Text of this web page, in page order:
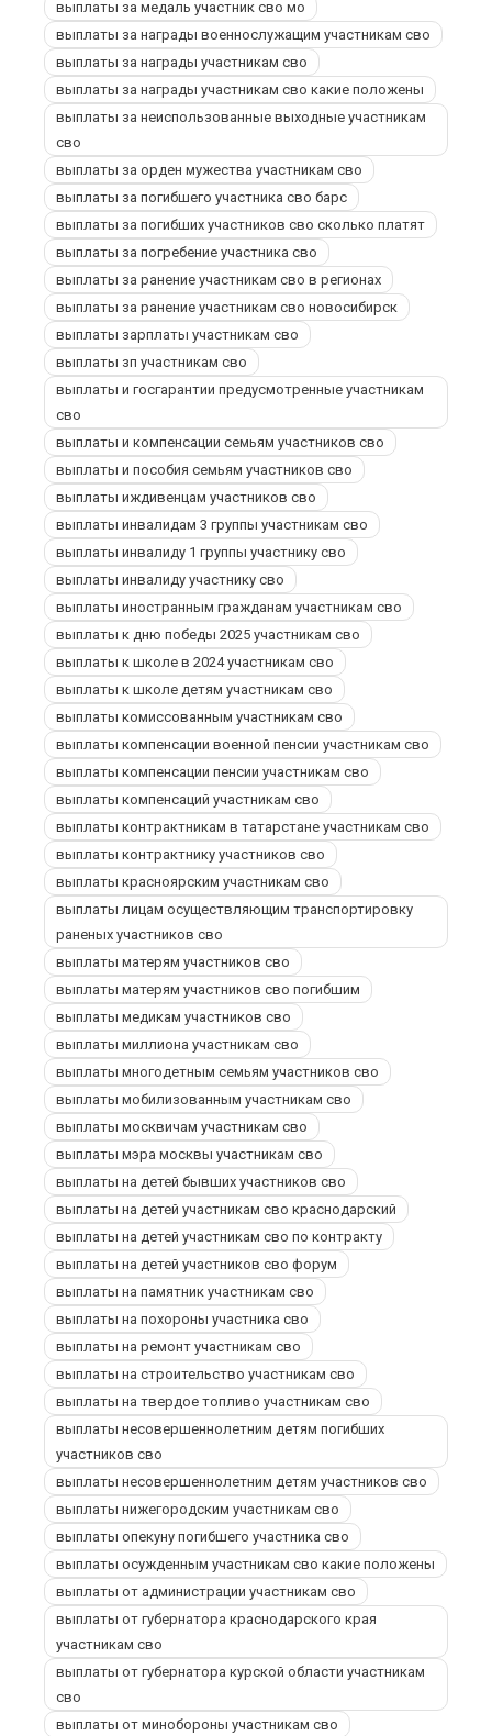
выплаты за медаль участник сво мо
выплаты за награды военнослужащим участникам сво
выплаты за награды участникам сво
выплаты за награды участникам сво какие положены
выплаты за неиспользованные выходные участникам
сво
выплаты за орден мужества участникам сво
выплаты за погибшего участника сво барс
выплаты за погибших участников сво сколько платят
выплаты за погребение участника сво
выплаты за ранение участникам сво в регионах
выплаты за ранение участникам сво новосибирск
выплаты зарплаты участникам сво
выплаты зп участникам сво
выплаты и госгарантии предусмотренные участникам
сво
выплаты и компенсации семьям участников сво
выплаты и пособия семьям участников сво
выплаты иждивенцам участников сво
выплаты инвалидам 3 группы участникам сво
выплаты инвалиду 1 группы участнику сво
выплаты инвалиду участнику сво
выплаты иностранным гражданам участникам сво
выплаты к дню победы 2025 участникам сво
выплаты к школе в 2024 участникам сво
выплаты к школе детям участникам сво
выплаты комиссованным участникам сво
выплаты компенсации военной пенсии участникам сво
выплаты компенсации пенсии участникам сво
выплаты компенсаций участникам сво
выплаты контрактникам в татарстане участникам сво
выплаты контрактнику участников сво
выплаты красноярским участникам сво
выплаты лицам осуществляющим транспортировку
раненых участников сво
выплаты матерям участников сво
выплаты матерям участников сво погибшим
выплаты медикам участников сво
выплаты миллиона участникам сво
выплаты многодетным семьям участников сво
выплаты мобилизованным участникам сво
выплаты москвичам участникам сво
выплаты мэра москвы участникам сво
выплаты на детей бывших участников сво
выплаты на детей участникам сво краснодарский
выплаты на детей участникам сво по контракту
выплаты на детей участников сво форум
выплаты на памятник участникам сво
выплаты на похороны участника сво
выплаты на ремонт участникам сво
выплаты на строительство участникам сво
выплаты на твердое топливо участникам сво
выплаты несовершеннолетним детям погибших
участников сво
выплаты несовершеннолетним детям участников сво
выплаты нижегородским участникам сво
выплаты опекуну погибшего участника сво
выплаты осужденным участникам сво какие положены
выплаты от администрации участникам сво
выплаты от губернатора краснодарского края
участникам сво
выплаты от губернатора курской области участникам
сво
выплаты от минобороны участникам сво